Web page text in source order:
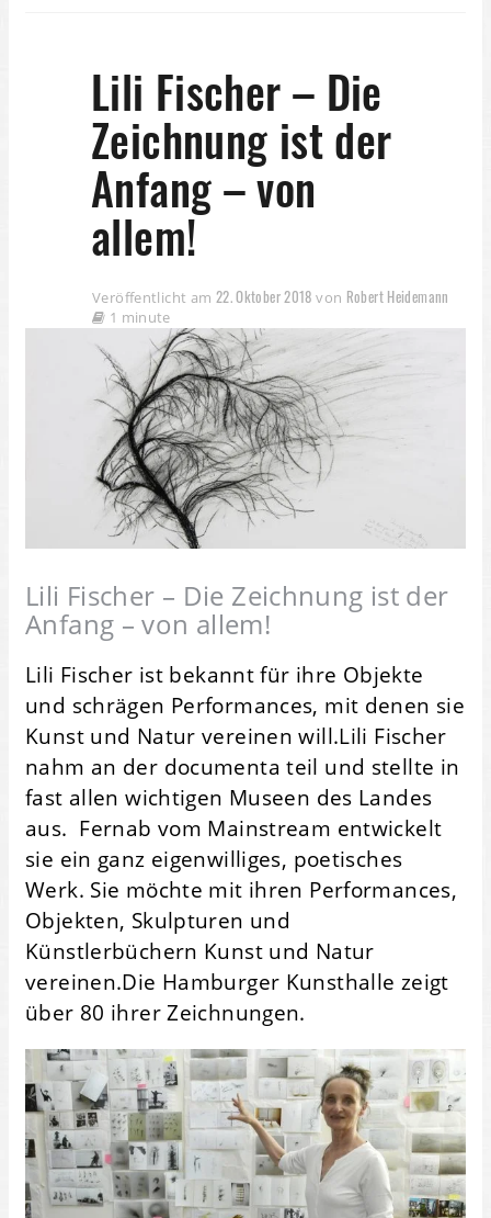
Lili Fischer – Die
Zeichnung ist der
Anfang – von
allem!
Veröffentlicht am 22. Oktober 2018 von Robert Heidemann
1 minute
Lili Fischer – Die Zeichnung ist der
Anfang – von allem!
Lili Fischer ist bekannt für ihre Objekte
und schrägen Performances, mit denen sie
Kunst und Natur vereinen will.Lili Fischer
nahm an der documenta teil und stellte in
fast allen wichtigen Museen des Landes
aus. Fernab vom Mainstream entwickelt
sie ein ganz eigenwilliges, poetisches
Werk. Sie möchte mit ihren Performances,
Objekten, Skulpturen und
Künstlerbüchern Kunst und Natur
vereinen.Die Hamburger Kunsthalle zeigt
über 80 ihrer Zeichnungen.